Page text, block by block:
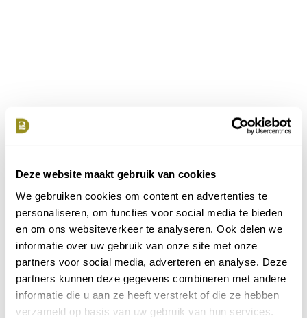
Deze website maakt gebruik van cookies
We gebruiken cookies om content en advertenties te
personaliseren, om functies voor social media te bieden
en om ons websiteverkeer te analyseren. Ook delen we
informatie over uw gebruik van onze site met onze
partners voor social media, adverteren en analyse. Deze
partners kunnen deze gegevens combineren met andere
informatie die u aan ze heeft verstrekt of die ze hebben
verzameld op basis van uw gebruik van hun services.